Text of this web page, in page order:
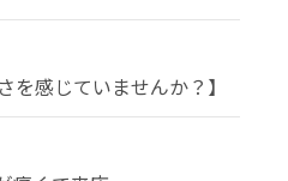
を感じていませんか？】